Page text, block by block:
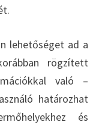
lehetőséget ad a
rögzített
való –
határozhat
és